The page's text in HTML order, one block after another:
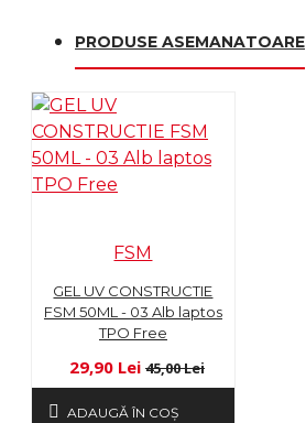
PRODUSE ASEMANATOARE
FSM
GEL UV CONSTRUCTIE
FSM 50ML - 03 Alb laptos
TPO Free
29,90 Lei 45,00 Lei
ADAUGĂ ÎN COŞ